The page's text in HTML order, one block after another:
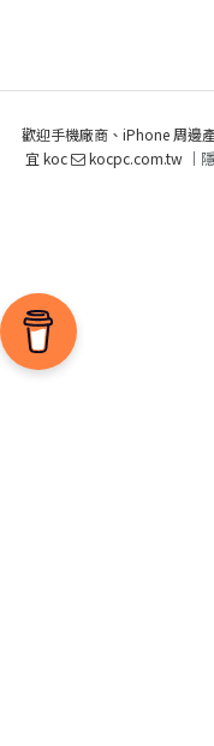
歡迎手機廠商、iPhone 周邊
宜 koc
kocpc.com.tw ｜